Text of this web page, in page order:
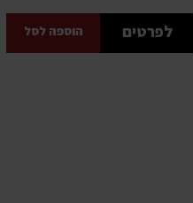
לפרטים הוספה לסל